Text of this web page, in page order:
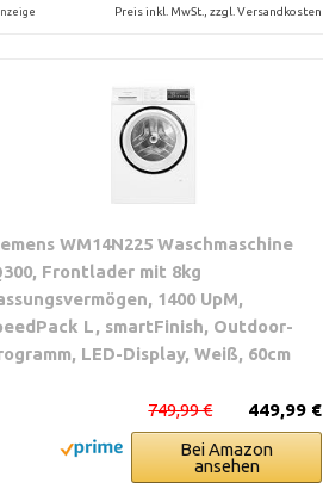
Preis inkl. MwSt., zzgl. Versandkosten
WM14N225 Waschmaschine
Frontlader mit 8kg
1400 UpM,
L, smartFinish, Outdoor-
LED-Display, Weiß, 60cm
449,99 €
749,99 €
Bei Amazon
ansehen